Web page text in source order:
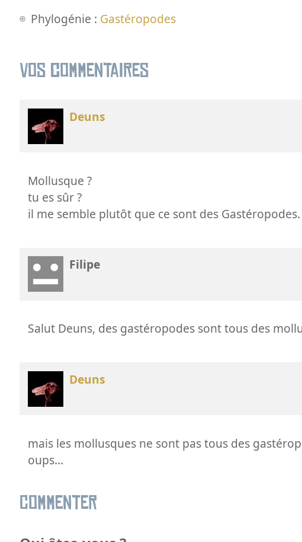
Phylogénie : Gastéropodes
Vos commentaires
Deuns
Mollusque ?
tu es sûr ?
il me semble plutôt que ce sont des Gastéropodes.
Filipe
Salut Deuns, des gastéropodes sont tous des
Deuns
mais les mollusques ne sont pas tous des
oups...
Commenter